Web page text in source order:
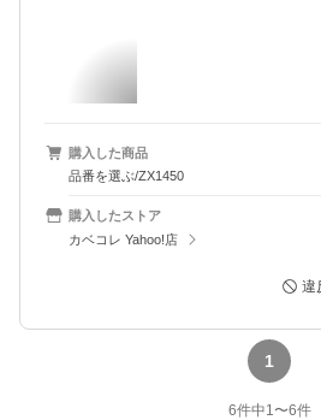
購入した商品
品番を選ぶ/ZX1450
購入したストア
カベコレ Yahoo!店
違
1
6件中1〜6件